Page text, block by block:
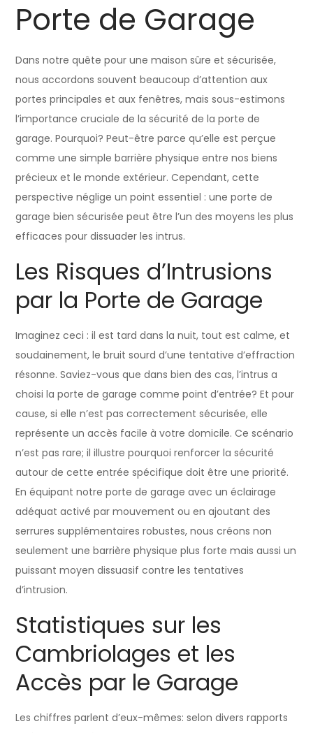
Porte de Garage
Dans notre quête pour une maison sûre et sécurisée,
nous accordons souvent beaucoup d’attention aux
portes principales et aux fenêtres, mais sous-estimons
l’importance cruciale de la sécurité de la porte de
garage. Pourquoi? Peut-être parce qu’elle est perçue
comme une simple barrière physique entre nos biens
précieux et le monde extérieur. Cependant, cette
perspective néglige un point essentiel : une porte de
garage bien sécurisée peut être l’un des moyens les plus
efficaces pour dissuader les intrus.
Les Risques d’Intrusions
par la Porte de Garage
Imaginez ceci : il est tard dans la nuit, tout est calme, et
soudainement, le bruit sourd d’une tentative d’effraction
résonne. Saviez-vous que dans bien des cas, l’intrus a
choisi la porte de garage comme point d’entrée? Et pour
cause, si elle n’est pas correctement sécurisée, elle
représente un accès facile à votre domicile. Ce scénario
n’est pas rare; il illustre pourquoi renforcer la sécurité
autour de cette entrée spécifique doit être une priorité.
En équipant notre porte de garage avec un éclairage
adéquat activé par mouvement ou en ajoutant des
serrures supplémentaires robustes, nous créons non
seulement une barrière physique plus forte mais aussi un
puissant moyen dissuasif contre les tentatives
d’intrusion.
Statistiques sur les
Cambriolages et les
Accès par le Garage
Les chiffres parlent d’eux-mêmes: selon divers rapports